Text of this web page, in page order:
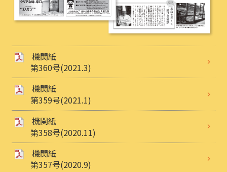
機関紙
第360号(2021.3)
機関紙
第359号(2021.1)
機関紙
第358号(2020.11)
機関紙
第357号(2020.9)